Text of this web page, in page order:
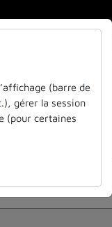
(barre de
gérer la session
(pour certaines